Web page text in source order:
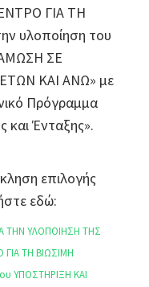
ΓΙΑ ΤΗ
υλοποίηση του
ΣΕ
ΚΑΙ ΑΝΩ» με
Πρόγραμμα
και Ένταξης».
επιλογής
εδώ:
ΤΗΝ ΥΛΟΠΟΙΗΣΗ ΤΗΣ
ΤΗ ΒΙΩΣΙΜΗ
ΥΠΟΣΤΗΡΙΞΗ ΚΑΙ